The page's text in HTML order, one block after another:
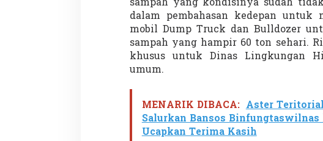
sampah yang kondisinya sudah
dalam pembahasan kedepan untuk
mobil Dump Truck dan Bulldozer
sampah yang hampir 60 ton sehari.
khusus untuk Dinas Lingkungan
umum.
MENARIK DIBACA: Aster
Salurkan Bansos Binfungtaswilnas
Ucapkan Terima Kasih
Penembakan Tragis Charlie
Utah: Pelaku Senapan Jarak
Masih Buron
Di GLOBAL, SOROTAN | 12 September